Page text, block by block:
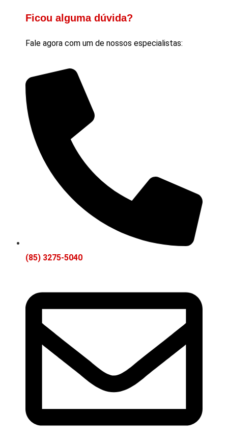
Ficou alguma dúvida?
Fale agora com um de nossos especialistas:
(85) 3275-5040